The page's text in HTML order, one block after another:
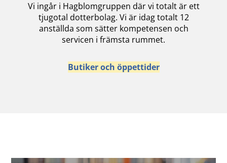
Vi ingår i Hagblomgruppen där vi totalt är ett
tjugotal dotterbolag. Vi är idag totalt 12
anställda som sätter kompetensen och
servicen i främsta rummet.
Butiker och öppettider